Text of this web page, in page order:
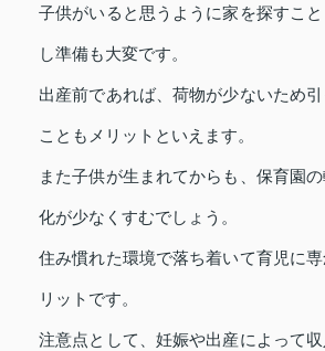
子供がいると思うように家を探すこ
し準備も大変です。
出産前であれば、荷物が少ないため
こともメリットといえます。
また子供が生まれてからも、保育園
化が少なくすむでしょう。
住み慣れた環境で落ち着いて育児に
リットです。
注意点として、妊娠や出産によって